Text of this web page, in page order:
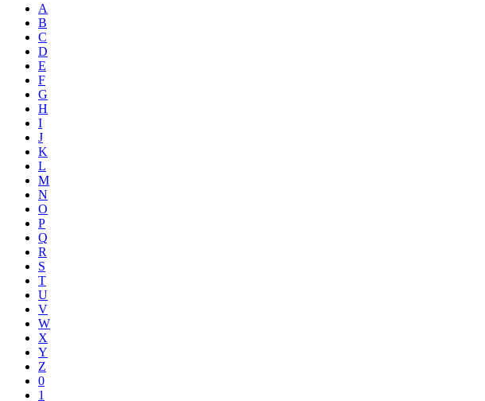
A
B
C
D
E
F
G
H
I
J
K
L
M
N
O
P
Q
R
S
T
U
V
W
X
Y
Z
0
1